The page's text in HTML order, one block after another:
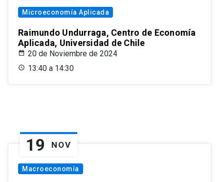
Microeconomía Aplicada
Raimundo Undurraga, Centro de Economía
Aplicada, Universidad de Chile
20 de Noviembre de 2024
13:40 a 14:30
19 NOV
Macroeconomía